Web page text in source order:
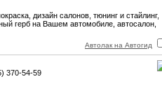
дизайн салонов, тюнинг и стайлинг,
герб на Вашем автомобиле, автосалон,
Автолак на Автогид
370-54-59